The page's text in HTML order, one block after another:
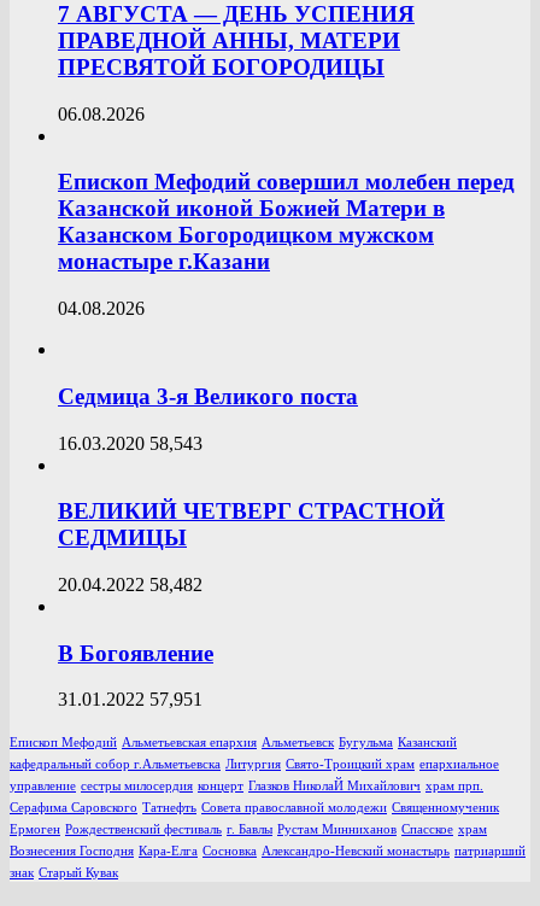
7 АВГУСТА — ДЕНЬ УСПЕНИЯ
ПРАВЕДНОЙ АННЫ, МАТЕРИ
ПРЕСВЯТОЙ БОГОРОДИЦЫ
06.08.2026
Епископ Мефодий совершил молебен перед
Казанской иконой Божией Матери в
Казанском Богородицком мужском
монастыре г.Казани
04.08.2026
Седмица 3-я Великого поста
16.03.2020 58,543
ВЕЛИКИЙ ЧЕТВЕРГ СТРАСТНОЙ
СЕДМИЦЫ
20.04.2022 58,482
В Богоявление
31.01.2022 57,951
Епископ Мефодий Альметьевская епархия Альметьевск Бугульма Казанский
кафедральный собор г.Альметьевска Литургия Свято-Троицкий храм епархиальное
управление сестры милосердия концерт Глазков НиколаЙ Михайлович храм прп.
Серафима Саровского Татнефть Совета православной молодежи Священномученик
Ермоген Рождественский фестиваль г. Бавлы Рустам Минниханов Спасское храм
Вознесения Господня Кара-Елга Сосновка Александро-Невский монастырь патриарший
знак Старый Кувак